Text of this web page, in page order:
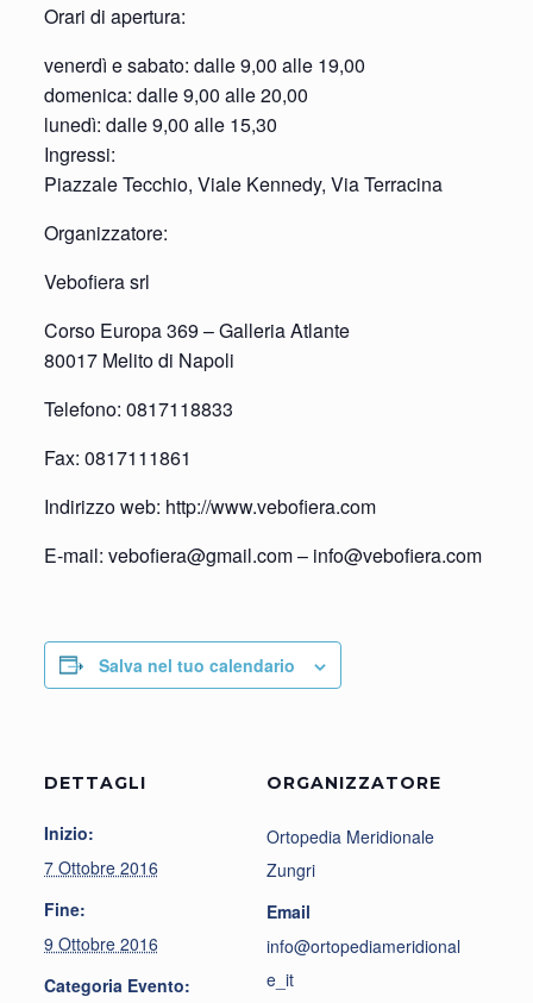
Orari di apertura:
venerdì e sabato: dalle 9,00 alle 19,00
domenica: dalle 9,00 alle 20,00
lunedì: dalle 9,00 alle 15,30
Ingressi:
Piazzale Tecchio, Viale Kennedy, Via Terracina
Organizzatore:
Vebofiera srl
Corso Europa 369 – Galleria Atlante
80017 Melito di Napoli
Telefono: 0817118833
Fax: 0817111861
Indirizzo web: http://www.vebofiera.com
E-mail: vebofiera@gmail.com – info@vebofiera.com
Salva nel tuo calendario
DETTAGLI
Inizio:
7 Ottobre 2016
Fine:
9 Ottobre 2016
Categoria Evento:
ORGANIZZATORE
Ortopedia Meridionale
Zungri
Email
info@ortopediameridional
e_it